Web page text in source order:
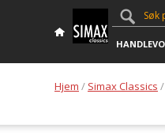
Hjem / Simax Classics